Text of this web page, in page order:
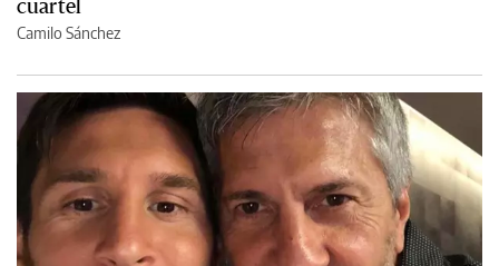
cuartel
Camilo Sánchez